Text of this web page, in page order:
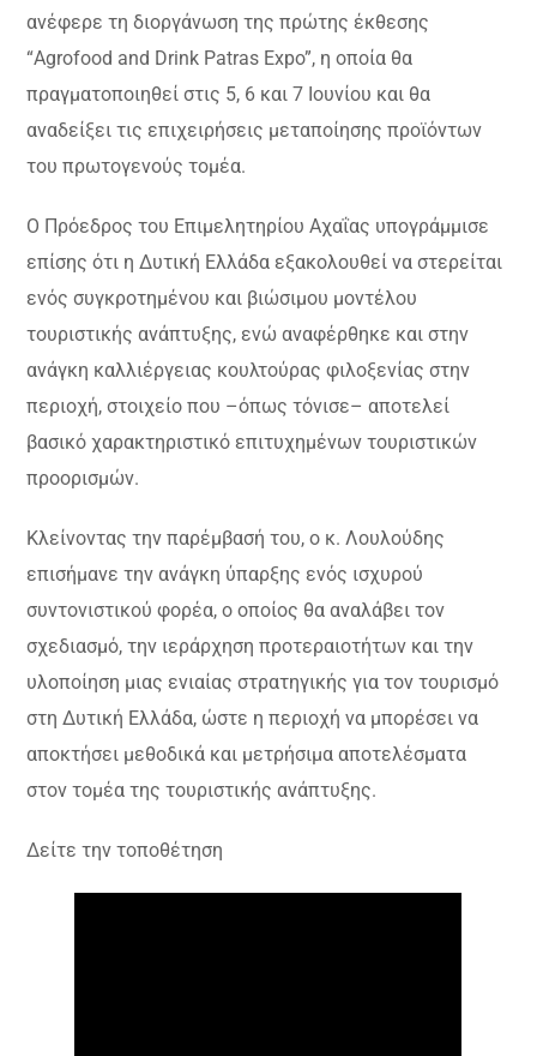
ανέφερε τη διοργάνωση της πρώτης έκθεσης
“Agrofood and Drink Patras Expo”, η οποία θα
πραγματοποιηθεί στις 5, 6 και 7 Ιουνίου και θα
αναδείξει τις επιχειρήσεις μεταποίησης προϊόντων
του πρωτογενούς τομέα.
Ο Πρόεδρος του Επιμελητηρίου Αχαΐας υπογράμμισε
επίσης ότι η Δυτική Ελλάδα εξακολουθεί να στερείται
ενός συγκροτημένου και βιώσιμου μοντέλου
τουριστικής ανάπτυξης, ενώ αναφέρθηκε και στην
ανάγκη καλλιέργειας κουλτούρας φιλοξενίας στην
περιοχή, στοιχείο που –όπως τόνισε– αποτελεί
βασικό χαρακτηριστικό επιτυχημένων τουριστικών
προορισμών.
Κλείνοντας την παρέμβασή του, ο κ. Λουλούδης
επισήμανε την ανάγκη ύπαρξης ενός ισχυρού
συντονιστικού φορέα, ο οποίος θα αναλάβει τον
σχεδιασμό, την ιεράρχηση προτεραιοτήτων και την
υλοποίηση μιας ενιαίας στρατηγικής για τον τουρισμό
στη Δυτική Ελλάδα, ώστε η περιοχή να μπορέσει να
αποκτήσει μεθοδικά και μετρήσιμα αποτελέσματα
στον τομέα της τουριστικής ανάπτυξης.
Δείτε την τοποθέτηση